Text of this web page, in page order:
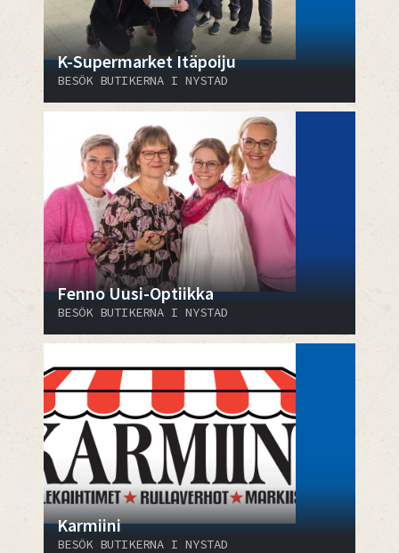
K-Supermarket Itäpoiju
BESÖK BUTIKERNA I NYSTAD
Fenno Uusi-Optiikka
BESÖK BUTIKERNA I NYSTAD
Karmiini
BESÖK BUTIKERNA I NYSTAD